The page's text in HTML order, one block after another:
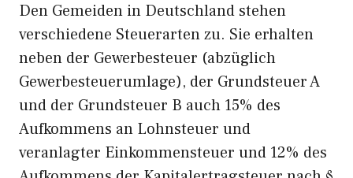
Den Gemeiden in Deutschland stehen
verschiedene Steuerarten zu. Sie erhalten
neben der Gewerbesteuer (abzüglich
Gewerbesteuerumlage), der Grundsteuer A
und der Grundsteuer B auch 15% des
Aufkommens an Lohnsteuer und
veranlagter Einkommensteuer und 12% des